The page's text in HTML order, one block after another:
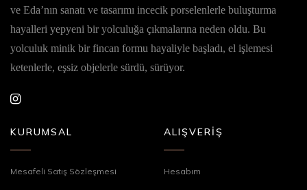
ve Eda’nın sanatı ve tasarımı incecik porselenlerle buluşturma
hayalleri yepyeni bir yolculuğa çıkmalarına neden oldu. Bu
yolculuk minik bir fincan formu hayaliyle başladı, el işlemesi
ketenlerle, eşsiz objelerle sürdü, sürüyor.
KURUMSAL
Mesafeli Satış Sözleşmesi
ALIŞVERİŞ
Hesabım